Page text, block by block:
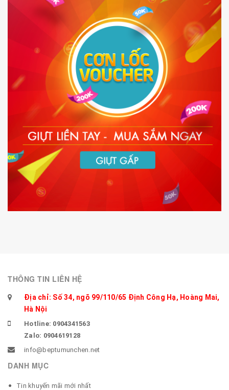
THÔNG TIN LIÊN HỆ
Địa chỉ: Số 34, ngõ 99/110/65 Định Công Hạ, Hoàng Mai,
Hà Nội
Hotline: 0904341563
Zalo: 0904619128
info@beptumunchen.net
DANH MỤC
Tin khuyến mãi mới nhất